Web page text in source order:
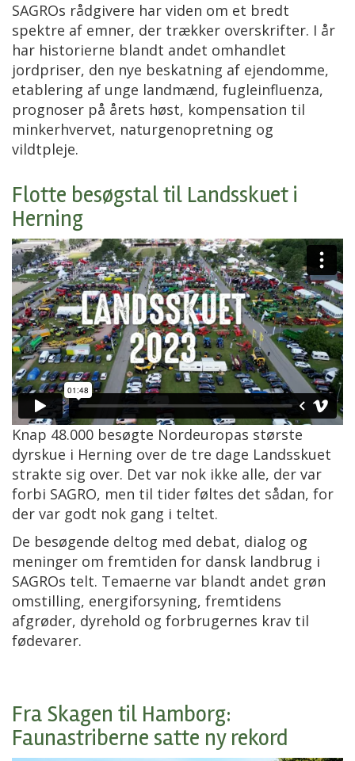
SAGROs rådgivere har viden om et bredt
spektre af emner, der trækker overskrifter. I år
har historierne blandt andet omhandlet
jordpriser, den nye beskatning af ejendomme,
etablering af unge landmænd, fugleinfluenza,
prognoser på årets høst, kompensation til
minkerhvervet, naturgenopretning og
vildtpleje.
Flotte besøgstal til Landsskuet i
Herning
Knap 48.000 besøgte Nordeuropas største
dyrskue i Herning over de tre dage Landsskuet
strakte sig over. Det var nok ikke alle, der var
forbi SAGRO, men til tider føltes det sådan, for
der var godt nok gang i teltet.
De besøgende deltog med debat, dialog og
meninger om fremtiden for dansk landbrug i
SAGROs telt. Temaerne var blandt andet grøn
omstilling, energiforsyning, fremtidens
afgrøder, dyrehold og forbrugernes krav til
fødevarer.
Fra Skagen til Hamborg:
Faunastriberne satte ny rekord